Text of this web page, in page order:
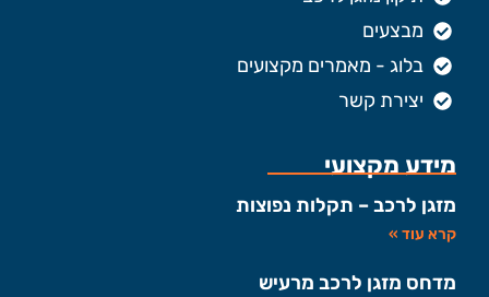
מבצעים
בלוג - מאמרים מקצועים
יצירת קשר
מידע מקצועי
מזגן לרכב – תקלות נפוצות
קרא עוד »
מדחס מזגן לרכב מרעיש